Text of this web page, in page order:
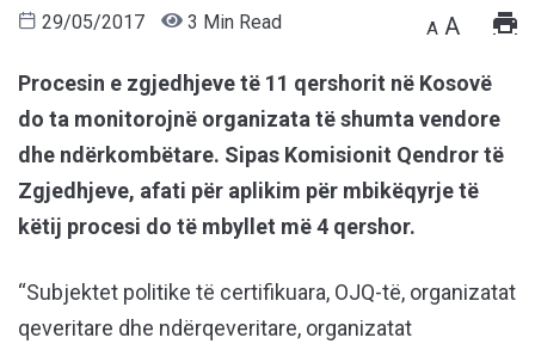
29/05/2017 3 Min Read A A
Procesin e zgjedhjeve të 11 qershorit në Kosovë
do ta monitorojnë organizata të shumta vendore
dhe ndërkombëtare. Sipas Komisionit Qendror të
Zgjedhjeve, afati për aplikim për mbikëqyrje të
këtij procesi do të mbyllet më 4 qershor.
“Subjektet politike të certifikuara, OJQ-të, organizatat
qeveritare dhe ndërqeveritare, organizatat